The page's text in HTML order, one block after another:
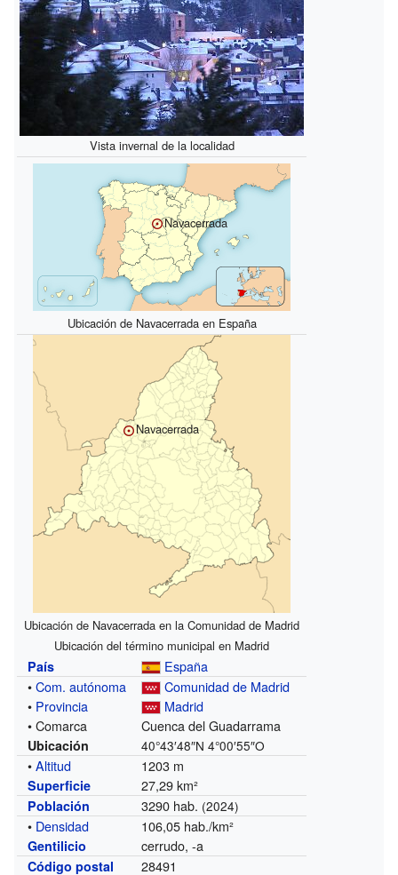
Vista invernal de la localidad
Navacerrada
Ubicación de Navacerrada en España
Navacerrada
Ubicación de Navacerrada en la Comunidad de Madrid
Ubicación del término municipal en Madrid
País
España
•Com. autónoma
Comunidad de Madrid
• Provincia
Madrid
• Comarca
Cuenca del Guadarrama
Ubicación 40°43′48″N 4°00′55″O
•Altitud 1203 m
Superficie 27,29 km²
Población 3290 hab. (2024)
• Densidad 106,05 hab./km²
Gentilicio cerrudo, -a
Código postal 28491